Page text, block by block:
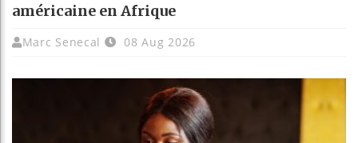
américaine en Afrique
Marc Senecal 08 Aug 2026